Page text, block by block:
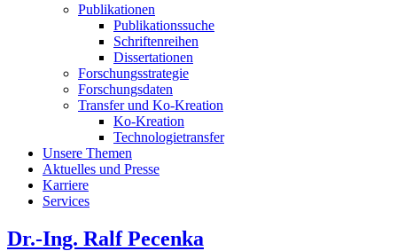
Publikationen
Publikationssuche
Schriftenreihen
Dissertationen
Forschungsstrategie
Forschungsdaten
Transfer und Ko-Kreation
Ko-Kreation
Technologietransfer
Unsere Themen
Aktuelles und Presse
Karriere
Services
Dr.-Ing. Ralf Pecenka